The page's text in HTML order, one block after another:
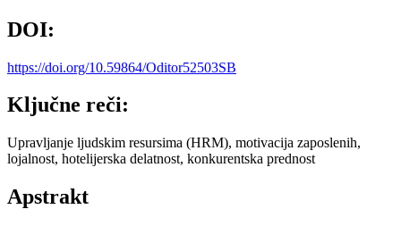
DOI:
https://doi.org/10.59864/Oditor52503SB
Ključne reči:
Upravljanje ljudskim resursima (HRM), motivacija zaposlenih,
lojalnost, hotelijerska delatnost, konkurentska prednost
Apstrakt